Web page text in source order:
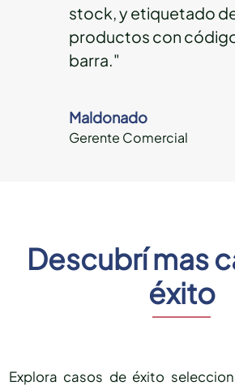
stock, y etiquetado
productos con
barra."
Maldonado
Gerente Comercial
Descubrí mas
éxito
Explora casos de éxito